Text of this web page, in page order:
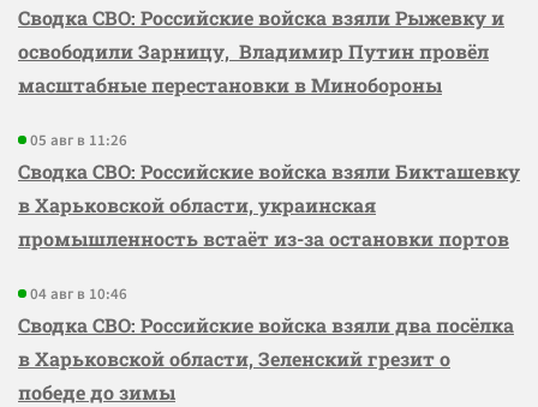
Сводка СВО: Российские войска взяли Рыжевку и
освободили Зарницу, Владимир Путин провёл
масштабные перестановки в Минобороны
05 авг в 11:26
Сводка СВО: Российские войска взяли Бикташевку
в Харьковской области, украинская
промышленность встаёт из-за остановки портов
04 авг в 10:46
Сводка СВО: Российские войска взяли два посёлка
в Харьковской области, Зеленский грезит о
победе до зимы